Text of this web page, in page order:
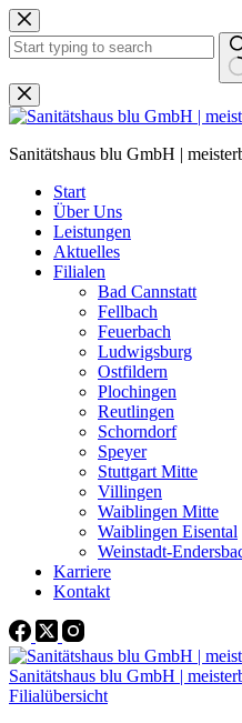
Zum
Inhalt
springen
Keine
Ergebnisse
Sanitätshaus blu GmbH |
Start
Über Uns
Leistungen
Aktuelles
Filialen
Bad Cannstatt
Fellbach
Feuerbach
Ludwigsburg
Ostfildern
Plochingen
Reutlingen
Schorndorf
Speyer
Stuttgart Mitte
Villingen
Waiblingen Mitte
Waiblingen Eisental
Weinstadt-
Karriere
Kontakt
Sanitätshaus blu GmbH |
Filialübersicht